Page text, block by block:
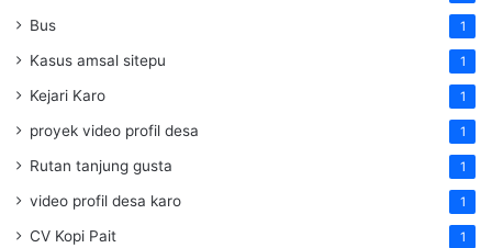
Bus 1
Kasus amsal sitepu 1
Kejari Karo 1
proyek video profil desa 1
Rutan tanjung gusta 1
video profil desa karo 1
CV Kopi Pait 1